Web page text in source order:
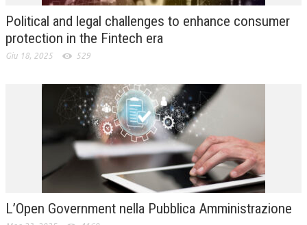
DIRITTO PENALE D’IMPRESA
DIRITTO DEL LAVORO
DIRITTO DEL WEB
DIRITTO DELLE IMPRESE IN CRISI
CRIMINOLOGIA E CRIMINALISTICA
SICUREZZA SUL LAVORO
DIRITTO TRIBUTARIO
Political and legal challenges to enhance consumer
protection in the Fintech era
Giu 18, 2025 529
L’Open Government nella Pubblica Amministrazione